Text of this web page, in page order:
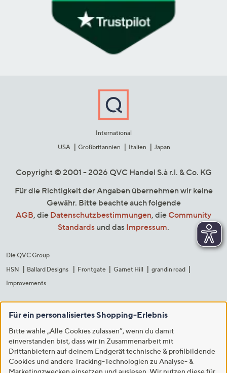
International
USA
Großbritannien Italien Japan
Copyright © 2001 - 2026 QVC Handel S.à r.l. & Co. KG
Für die Richtigkeit der Angaben übernehmen wir keine
Gewähr. Bitte beachte auch folgende
AGB, die Datenschutzbestimmungen, die Community
Standards und das Impressum.
Die QVC Group
HSN
Ballard Designs Frontgate Garnet Hill
grandin road
Improvements
Für ein personalisiertes Shopping-Erlebnis
Bitte wähle „Alle Cookies zulassen“, wenn du damit
einverstanden bist, dass wir in Zusammenarbeit mit
Drittanbietern auf deinem Endgerät technische & profilbildende
Cookies und andere Tracking-Technologien zu Analyse- &
Marketingzwecken einsetzen und auslesen. Wir nutzen diese für